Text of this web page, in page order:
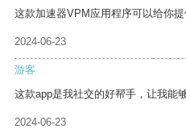
这款加速器VPM应用程序可以给你提
2024-06-23
游客
这款app是我社交的好帮手，让我能
2024-06-23